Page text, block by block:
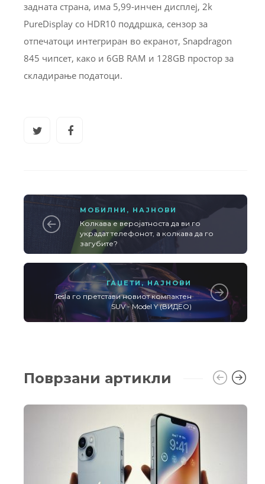
задната страна, има 5,99-инчен дисплеј, 2k
PureDisplay со HDR10 поддршка, сензор за
отпечатоци интегриран во екранот, Snapdragon
845 чипсет, како и 6GB RAM и 128GB простор за
складирање податоци.
МОБИЛНИ , НАЈНОВИ
Колкава е веројатноста да ви го
украдат телефонот, а колкава да го
загубите?
ГАЏЕТИ,НАЈНОВИ
Tesla го претстави новиот компактен
SUV - Model Y (ВИДЕО)
Поврзани артикли